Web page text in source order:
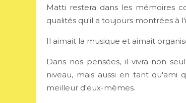
Matti restera dans les mémoires
qualités qu'il a toujours montrées à
Il aimait la musique et aimait
Dans nos pensées, il vivra non
niveau, mais aussi en tant
meilleur d'eux-mêmes.